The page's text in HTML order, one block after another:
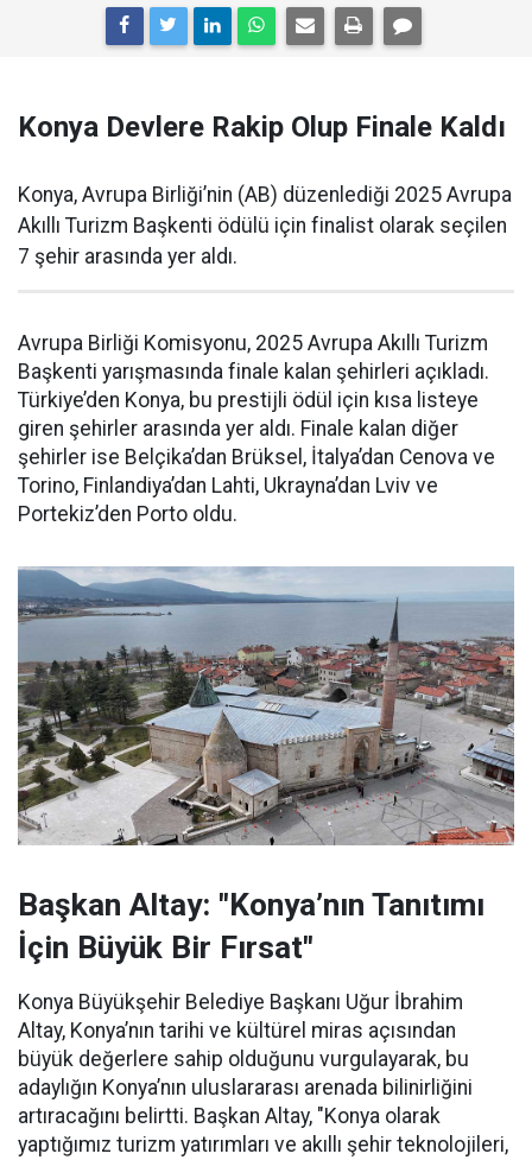
Konya Devlere Rakip Olup Finale Kaldı
Konya, Avrupa Birliği’nin (AB) düzenlediği 2025 Avrupa
Akıllı Turizm Başkenti ödülü için finalist olarak seçilen
7 şehir arasında yer aldı.
Avrupa Birliği Komisyonu, 2025 Avrupa Akıllı Turizm
Başkenti yarışmasında finale kalan şehirleri açıkladı.
Türkiye’den Konya, bu prestijli ödül için kısa listeye
giren şehirler arasında yer aldı. Finale kalan diğer
şehirler ise Belçika’dan Brüksel, İtalya’dan Cenova ve
Torino, Finlandiya’dan Lahti, Ukrayna’dan Lviv ve
Portekiz’den Porto oldu.
Başkan Altay: "Konya’nın Tanıtımı
İçin Büyük Bir Fırsat"
Konya Büyükşehir Belediye Başkanı Uğur İbrahim
Altay, Konya’nın tarihi ve kültürel miras açısından
büyük değerlere sahip olduğunu vurgulayarak, bu
adaylığın Konya’nın uluslararası arenada bilinirliğini
artıracağını belirtti. Başkan Altay, "Konya olarak
yaptığımız turizm yatırımları ve akıllı şehir teknolojileri,